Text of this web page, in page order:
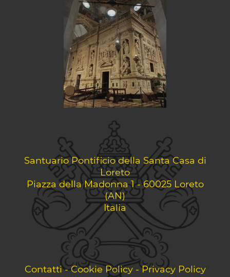
Santuario Pontificio della Santa Casa di
Loreto
Piazza della Madonna 1 - 60025 Loreto
(AN)
Italia
Contatti-Cookie Policy-Privacy Policy